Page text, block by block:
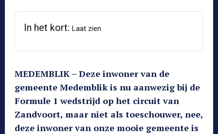
In het kort: Laat zien
MEDEMBLIK – Deze inwoner van de
gemeente Medemblik is nu aanwezig bij de
Formule 1 wedstrijd op het circuit van
Zandvoort, maar niet als toeschouwer, nee,
deze inwoner van onze mooie gemeente is